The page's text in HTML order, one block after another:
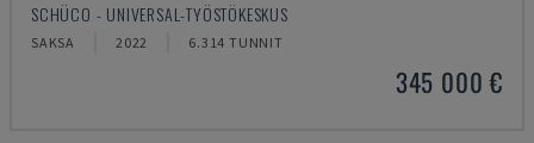
SCHÜCO - UNIVERSAL-TYÖSTÖKESKUS
SAKSA 2022 6.314 TUNNIT
345 000 €